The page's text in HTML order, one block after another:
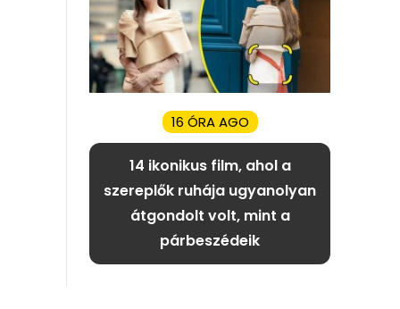
16 ÓRA AGO
14 ikonikus film, ahol a
szereplők ruhája ugyanolyan
átgondolt volt, mint a
párbeszédeik